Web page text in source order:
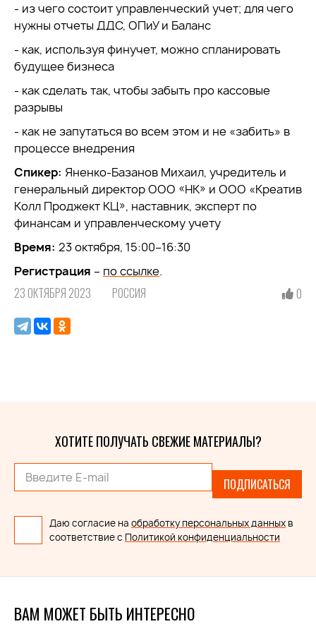
- из чего состоит управленческий учет; для чего
нужны отчеты ДДС, ОПиУ и Баланс
- как, используя финучет, можно спланировать
будущее бизнеса
- как сделать так, чтобы забыть про кассовые
разрывы
- как не запутаться во всем этом и не «забить» в
процессе внедрения
Спикер: Яненко-Базанов Михаил, учредитель и
генеральный директор ООО «НК» и ООО «Креатив
Колл Проджект КЦ», наставник, эксперт по
финансам и управленческому учету
Время: 23 октября, 15:00–16:30
Регистрация – по ссылке.
23 ОКТЯБРЯ 2023 РОССИЯ 0
ХОТИТЕ ПОЛУЧАТЬ СВЕЖИЕ МАТЕРИАЛЫ?
ПОДПИСАТЬСЯ
Даю согласие на обработку персональных данных в
соответствие с Политикой конфиденциальности
ВАМ МОЖЕТ БЫТЬ ИНТЕРЕСНО